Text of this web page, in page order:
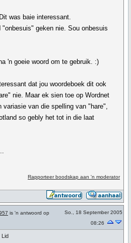
was baie interessant.
geken nie. Sou onbesuis
'n goeie woord om te gebruik. :)
dat jou woordeboek dit ook
nie. Maar ek sien toe op Wordnet
variasie van die spelling van "hare",
so gebly het tot in die laat
Rapporteer boodskap aan 'n moderator
is 'n antwoord op
So., 18 September 2005
08:26
Lid